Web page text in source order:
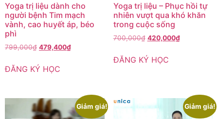
Yoga trị liệu dành cho
người bệnh Tim mạch
vành, cao huyết áp, béo
phì
799,000₫ 479,400₫
ĐĂNG KÝ HỌC
Yoga trị liệu – Phục hồi tự
nhiên vượt qua khó khăn
trong cuộc sống
700,000₫ 420,000₫
ĐĂNG KÝ HỌC
Giảm giá! Giảm giá!